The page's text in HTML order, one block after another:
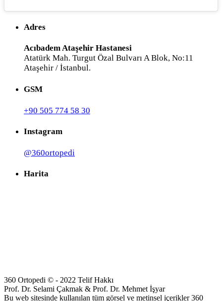
Adres
Acıbadem Ataşehir Hastanesi
Atatürk Mah. Turgut Özal Bulvarı A Blok, No:11
Ataşehir / İstanbul.
GSM
+90 505 774 58 30
Instagram
@360ortopedi
Harita
360 Ortopedi © - 2022 Telif Hakkı
Prof. Dr. Selami Çakmak & Prof. Dr. Mehmet İşyar
Bu web sitesinde kullanılan tüm görsel ve metinsel içerikler 360